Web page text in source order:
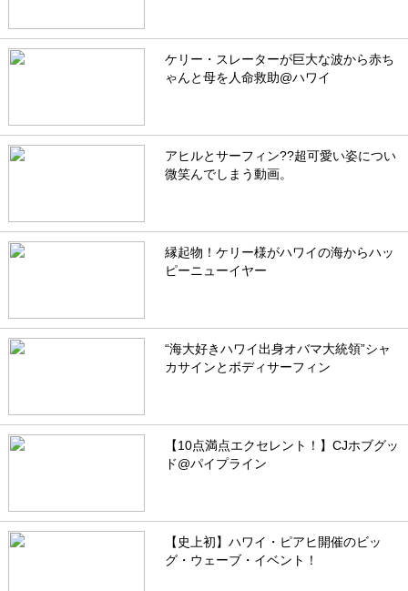
ケリー・スレーターが巨大な波から赤ち
ゃんと母を人命救助@ハワイ
アヒルとサーフィン??超可愛い姿につい
微笑んでしまう動画。
縁起物！ケリー様がハワイの海からハッ
ピーニューイヤー
“海大好きハワイ出身オバマ大統領”シャ
カサインとボディサーフィン
【10点満点エクセレント！】CJホブグッ
ド@パイプライン
【史上初】ハワイ・ピアヒ開催のビッ
グ・ウェーブ・イベント！